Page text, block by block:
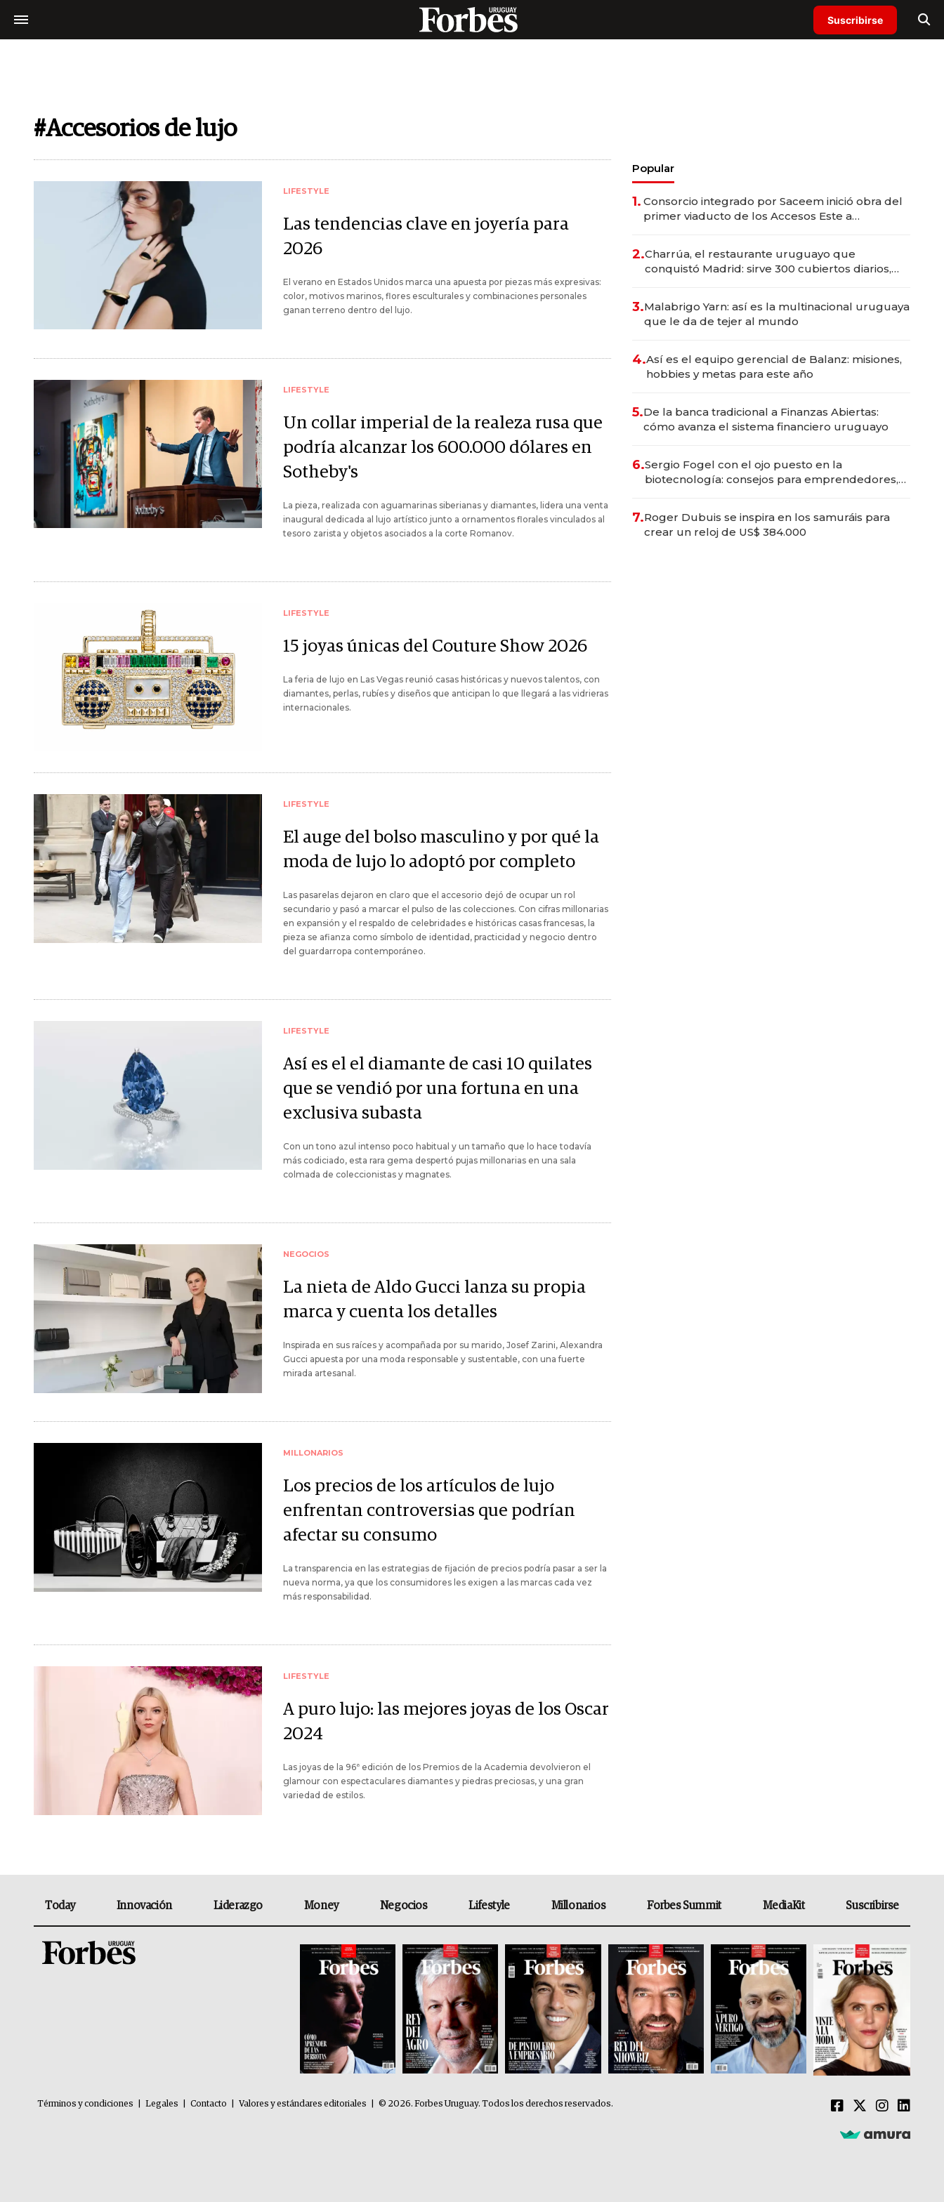
Suscribirse
#Accesorios de lujo
LIFESTYLE
Las tendencias clave en joyería para
2026
El verano en Estados Unidos marca una apuesta por piezas más expresivas:
color, motivos marinos, flores esculturales y combinaciones personales
ganan terreno dentro del lujo.
LIFESTYLE
Un collar imperial de la realeza rusa que
podría alcanzar los 600.000 dólares en
Sotheby's
La pieza, realizada con aguamarinas siberianas y diamantes, lidera una venta
inaugural dedicada al lujo artístico junto a ornamentos florales vinculados al
tesoro zarista y objetos asociados a la corte Romanov.
LIFESTYLE
15 joyas únicas del Couture Show 2026
La feria de lujo en Las Vegas reunió casas históricas y nuevos talentos, con
diamantes, perlas, rubíes y diseños que anticipan lo que llegará a las vidrieras
internacionales.
LIFESTYLE
El auge del bolso masculino y por qué la
moda de lujo lo adoptó por completo
Las pasarelas dejaron en claro que el accesorio dejó de ocupar un rol
secundario y pasó a marcar el pulso de las colecciones. Con cifras millonarias
en expansión y el respaldo de celebridades e históricas casas francesas, la
pieza se afianza como símbolo de identidad, practicidad y negocio dentro
del guardarropa contemporáneo.
LIFESTYLE
Así es el el diamante de casi 10 quilates
que se vendió por una fortuna en una
exclusiva subasta
Con un tono azul intenso poco habitual y un tamaño que lo hace todavía
más codiciado, esta rara gema despertó pujas millonarias en una sala
colmada de coleccionistas y magnates.
NEGOCIOS
La nieta de Aldo Gucci lanza su propia
marca y cuenta los detalles
Inspirada en sus raíces y acompañada por su marido, Josef Zarini, Alexandra
Gucci apuesta por una moda responsable y sustentable, con una fuerte
mirada artesanal.
MILLONARIOS
Los precios de los artículos de lujo
enfrentan controversias que podrían
afectar su consumo
La transparencia en las estrategias de fijación de precios podría pasar a ser la
nueva norma, ya que los consumidores les exigen a las marcas cada vez
más responsabilidad.
LIFESTYLE
A puro lujo: las mejores joyas de los Oscar
2024
Las joyas de la 96ª edición de los Premios de la Academia devolvieron el
glamour con espectaculares diamantes y piedras preciosas, y una gran
variedad de estilos.
Popular
1. Consorcio integrado por Saceem inició obra del
primer viaducto de los Accesos Este a
2.Charrúa, el restaurante uruguayo que
conquistó Madrid: sirve 300 cubiertos diarios,
3.Malabrigo Yarn: así es la multinacional uruguaya
que le da de tejer al mundo
4.Así es el equipo gerencial de Balanz: misiones,
hobbies y metas para este año
5.De la banca tradicional a Finanzas Abiertas:
cómo avanza el sistema financiero uruguayo
6.Sergio Fogel con el ojo puesto en la
biotecnología: consejos para emprendedores,
7.Roger Dubuis se inspira en los samuráis para
crear un reloj de US$ 384.000
Today Innovación Liderazgo Money Negocios Lifestyle Millonarios Forbes Summit MediaKit Suscribirse
Términos y condiciones Legales Contacto Valores y estándares editoriales © 2026. Forbes Uruguay. Todos los derechos reservados.